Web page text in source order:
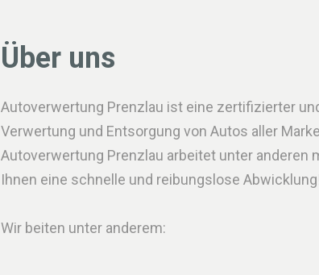
Über uns
Autoverwertung Prenzlau ist eine zertifizierter
Verwertung und Entsorgung von Autos aller
Autoverwertung Prenzlau arbeitet unter anderen
Ihnen eine schnelle und reibungslose
Wir beiten unter anderem: